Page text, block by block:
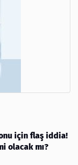
için flaş iddia!
olacak mı?